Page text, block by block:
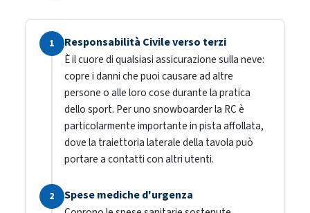
1 Responsabilità Civile verso terzi
È il cuore di qualsiasi assicurazione sulla neve:
copre i danni che puoi causare ad altre
persone o alle loro cose durante la pratica
dello sport. Per uno snowboarder la RC è
particolarmente importante in pista affollata,
dove la traiettoria laterale della tavola può
portare a contatti con altri utenti.
2 Spese mediche d'urgenza